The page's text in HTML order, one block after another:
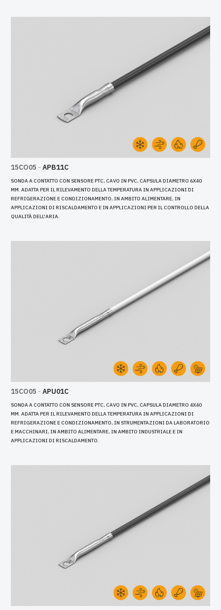
15CO05 - APB11C
SONDA A CONTATTO CON SENSORE PTC, CAVO IN PVC, CAPSULA DIAMETRO 6X40
MM. ADATTA PER IL RILEVAMENTO DELLA TEMPERATURA IN APPLICAZIONI DI
REFRIGERAZIONE E CONDIZIONAMENTO, IN AMBITO ALIMENTARE, IN
APPLICAZIONI DI RISCALDAMENTO E IN APPLICAZIONI PER IL CONTROLLO DELLA
QUALITÀ DELL'ARIA.
15CO05 - APU01C
SONDA A CONTATTO CON SENSORE PTC, CAVO IN PVC, CAPSULA DIAMETRO 4X40
MM. ADATTA PER IL RILEVAMENTO DELLA TEMPERATURA IN APPLICAZIONI DI
REFRIGERAZIONE E CONDIZIONAMENTO, IN STRUMENTAZIONI DA LABORATORIO
E MACCHINARI, IN AMBITO ALIMENTARE, IN AMBITO INDUSTRIALE E IN
APPLICAZIONI DI RISCALDAMENTO.